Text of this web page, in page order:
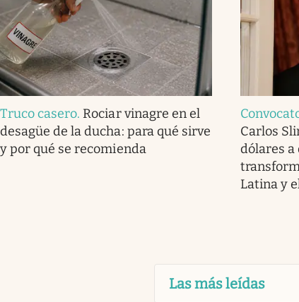
Truco casero. Rociar vinagre en el
desagüe de la ducha: para qué sirve
y por qué se recomienda
Carlos
dólares a
Latina y
Las más leídas